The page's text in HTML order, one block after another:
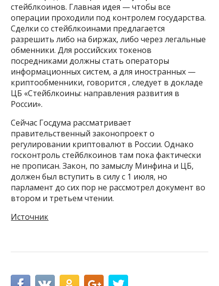
стейблкоинов. Главная идея — чтобы все
операции проходили под контролем государства.
Сделки со стейблкоинами предлагается
разрешить либо на биржах, либо через легальные
обменники. Для российских токенов
посредниками должны стать операторы
информационных систем, а для иностранных —
криптообменники, говорится , следует в докладе
ЦБ «Стейблкоины: направления развития в
России».
Сейчас Госдума рассматривает
правительственный законопроект о
регулировании криптовалют в России. Однако
госконтроль стейблкоинов там пока фактически
не прописан. Закон, по замыслу Минфина и ЦБ,
должен был вступить в силу с 1 июля, но
парламент до сих пор не рассмотрел документ во
втором и третьем чтении.
Источник